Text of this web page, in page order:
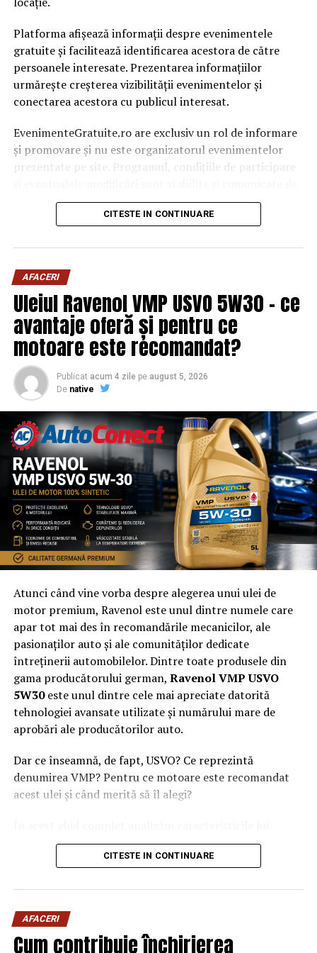
Platforma afișează informații despre evenimentele
gratuite și facilitează identificarea acestora de către
persoanele interesate. Prezentarea informațiilor
urmărește creșterea vizibilității evenimentelor și
conectarea acestora cu publicul interesat.
EvenimenteGratuite.ro are exclusiv un rol de informare
și promovare și nu este organizatorul evenimentelor
prezentate pe site. Programul, condițiile de participare
organizatorii fiecărui eveniment.
înainte de participare.
Organizatorii care doresc să crească vizibilitatea unui
eveniment cu acces gratuit pot solicita o ofertă de
promovare din partea echipei EvenimenteGratuite.ro.
Adresa de contact este salut@evenimentegratuite.ro
CITESTE IN CONTINUARE
AFACERI
Uleiul Ravenol VMP USVO 5W30 – ce
avantaje oferă și pentru ce
motoare este recomandat?
Publicat acum 4 zile pe august 5, 2026
De native
Atunci când vine vorba despre alegerea unui ulei de
motor premium, Ravenol este unul dintre numele care
apar tot mai des în recomandările mecanicilor, ale
pasionaților auto și ale comunităților dedicate
întreținerii automobilelor. Dintre toate produsele din
gama producătorului german, Ravenol VMP USVO
5W30este unul dintre cele mai apreciate datorită
tehnologiei avansate utilizate și numărului mare de
aprobări ale producătorilor auto.
Dar ce înseamnă, de fapt, USVO? Ce reprezintă
denumirea VMP? Pentru ce motoare este recomandat
acest ulei și când merită să îl alegi?
Ravenol VMP USVO 5W30 și explicăm de ce este
considerat unul dintre cele mai performante uleiuri de
Ravenol este un producător german de lubrifianți
fondat în anul 1946 și recunoscut la nivel internațional
CITESTE IN CONTINUARE
AFACERI
Cum contribuie închirierea